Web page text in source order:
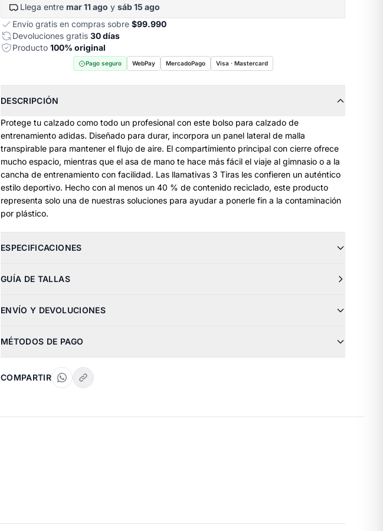
Llega entre mar 11 ago y sáb 15 ago
Envío gratis en compras sobre $99.990
Devoluciones gratis 30 días
Producto 100% original
Pago seguro WebPay MercadoPago Visa · Mastercard
DESCRIPCIÓN
Protege tu calzado como todo un profesional con este bolso para calzado de
entrenamiento adidas. Diseñado para durar, incorpora un panel lateral de malla
transpirable para mantener el flujo de aire. El compartimiento principal con cierre ofrece
mucho espacio, mientras que el asa de mano te hace más fácil el viaje al gimnasio o a la
cancha de entrenamiento con facilidad. Las llamativas 3 Tiras les confieren un auténtico
estilo deportivo. Hecho con al menos un 40 % de contenido reciclado, este producto
representa solo una de nuestras soluciones para ayudar a ponerle fin a la contaminación
por plástico.
ESPECIFICACIONES
GUÍA DE TALLAS
ENVÍO Y DEVOLUCIONES
MÉTODOS DE PAGO
COMPARTIR